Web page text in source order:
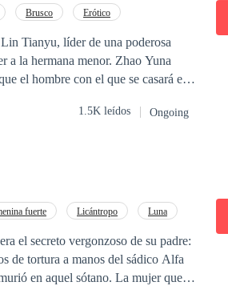
Brusco
Erótico
Tianyu, líder de una poderosa
a la hermana menor. Zhao Yuna
el hombre con el que se casará es
valiente.
equivocada.
1.5K leídos Ongoing
fuerte Licántropo
Luna
el secreto vergonzoso de su padre:
de tortura a manos del sádico Alfa
en aquel sótano. La mujer que